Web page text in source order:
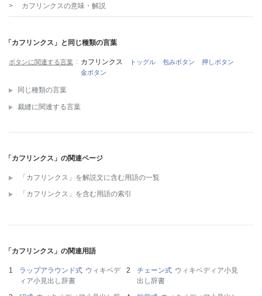
>
カフリンクスの意味・解説
「カフリンクス」と同じ種類の言葉
ボタンに関連する言葉 カフリンクス トッグル 包みボタン
押しボタン
金ボタン
同じ種類の言葉
裁縫に関連する言葉
「カフリンクス」の関連ページ
「カフリンクス」を解説文に含む用語の一覧
「カフリンクス」を含む用語の索引
「カフリンクス」の関連用語
ラップアラウンド式 ウィキペデ
ィア小見出し辞書
チェーン式 ウィキペディア小見
出し辞書